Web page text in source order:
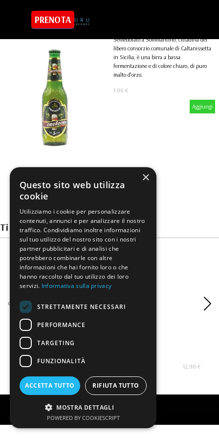
Salta menù
PRENOTA
SHOP
Semedorato a Sommantino, cittadina del
libero consorzio comunale di Caltanissetta
in Sicilia, è una birra a bassa
fermentazione e di colore chiaro, di puro
malto d'orzo.
1.00 €
Aggiungi
Ti potrebbero interessare
Bianco di Nera
12.90 €
Creato daServizi Vip srl
Torna ai contenuti
×
Questo sito web utilizza
cookie
Utilizziamo i cookie per personalizzare
contenuti, annunci e per analizzare il nostro
traffico. Condividiamo inoltre informazioni
sul tuo utilizzo del nostro sito con i nostri
partner pubblicitari e di analisi che
potrebbero combinarle con altre
informazioni che hai fornito loro o che
hanno raccolto dal tuo utilizzo dei loro
servizi. Informativa sulla privacy
STRETTAMENTE NECESSARI
PERFORMANCE
TARGETING
FUNZIONALITÀ
ACCETTA TUTTO RIFIUTA TUTTO
MOSTRA DETTAGLI
POWERED BY COOKIESCRIPT